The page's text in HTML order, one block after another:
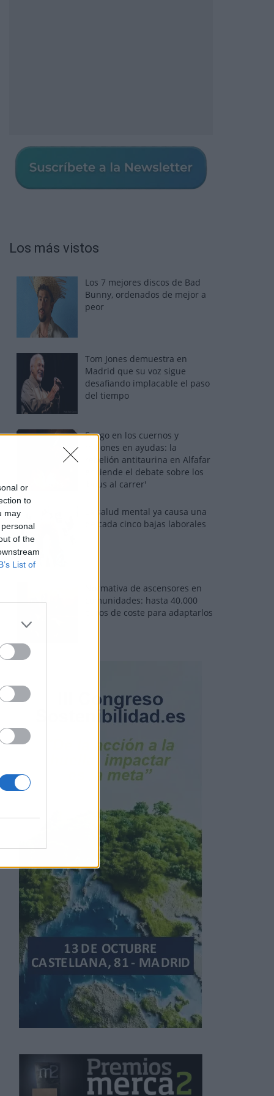
or
to
may
of the
List of
Los más vistos
Los 7 mejores discos de Bad
Bunny, ordenados de mejor a
peor
Tom Jones demuestra en
Madrid que su voz sigue
desafiando implacable el paso
del tiempo
Fuego en los cuernos y
millones en ayudas: la
rebelión antitaurina en Alfafar
enciende el debate sobre los
'bous al carrer'
La salud mental ya causa una
de cada cinco bajas laborales
Normativa de ascensores en
comunidades: hasta 40.000
euros de coste para adaptarlos